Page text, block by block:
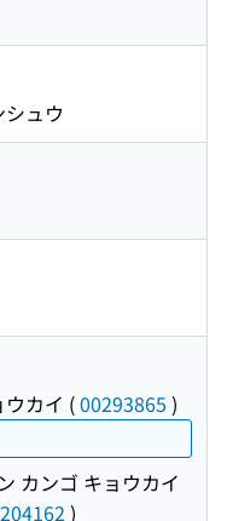
ュウ
カイ (00293865 )
カンゴ キョウカイ
)